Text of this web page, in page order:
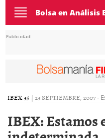
Toggle
navigation
Bolsa en Análisis
Publicidad
IBEX 35 | 23 SEPTIEMBRE, 2007-
IBEX: Estamos